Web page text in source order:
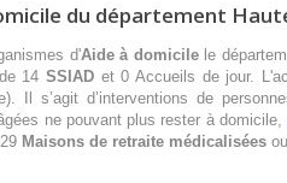
du département
d'Aide à domicilele
14 SSIAD et 0 Accueils de jour.
Il s’agit d’interventions de
ne pouvant plus rester à domicile,
Maisons de retraite médicalisées ou